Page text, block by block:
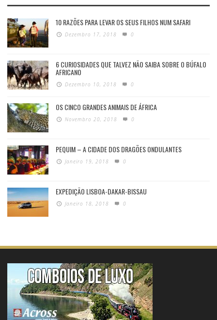
10 RAZÕES PARA LEVAR OS SEUS FILHOS NUM SAFARI
Dezembro 17, 2018 0
6 CURIOSIDADES QUE TALVEZ NÃO SAIBA SOBRE O BÚFALO
AFRICANO
Dezembro 10, 2018 0
OS CINCO GRANDES ANIMAIS DE ÁFRICA
Novembro 20, 2018 0
PEQUIM – A CIDADE DOS DRAGÕES ONDULANTES
Janeiro 19, 2018 0
EXPEDIÇÃO LISBOA-DAKAR-BISSAU
Janeiro 18, 2018 0